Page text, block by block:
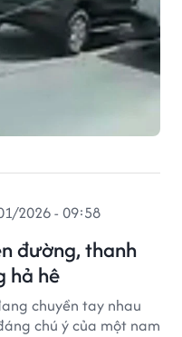
đường, thanh
hả hê
2026 - 09:58
chuyền tay nhau
chú ý của một nam